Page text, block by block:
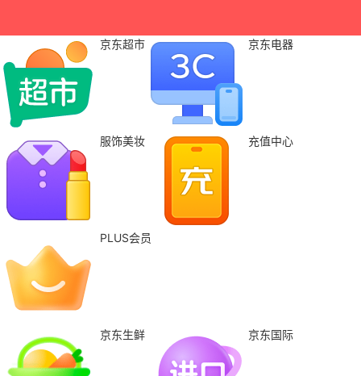
京东超市 京东电器
服饰美妆 充值中心
PLUS会员
京东生鲜 京东国际